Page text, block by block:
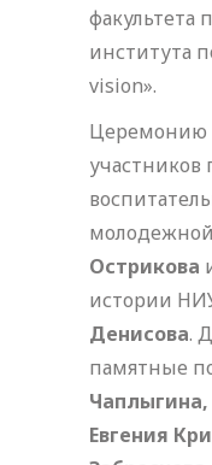
факультета
института
vision».
Церемонию
участников
Острикова
истории
Денисова.
памятные
Евгения